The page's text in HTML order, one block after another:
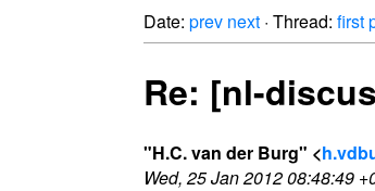
Date: prev next · Thread: first
Re: [nl-
"H.C. van der Burg" <
Wed, 25 Jan 2012 08:48:49